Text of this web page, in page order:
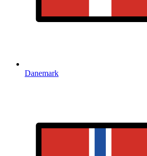
Danemark